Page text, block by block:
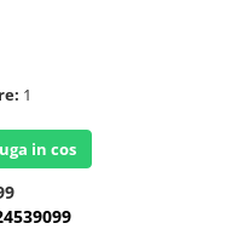
1
in cos